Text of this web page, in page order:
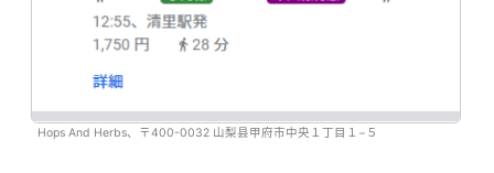
Hops And Herbs、〒400-0032 山梨县甲府市中央１丁目１−５